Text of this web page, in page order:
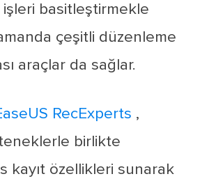
işleri basitleştirmekle
çeşitli düzenleme
araçlar da sağlar.
RecExperts ,
birlikte
kayıt özellikleri sunarak